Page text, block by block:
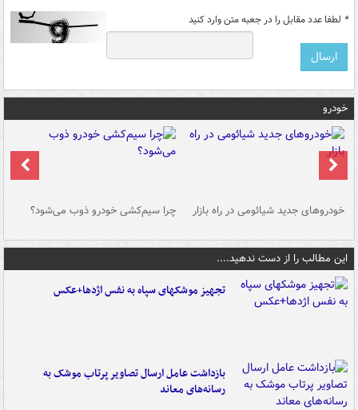
* لطفا عدد مقابل را در جعبه متن وارد کنید
خودرو
خودروهای جدید شیائومی در راه بازار چرا سیم‌کشی خودرو ذوب می‌شود؟
این مطالب را از دست ندهید....
تجهیز موشکهای سپاه به نفس اژدها+عکس
بازداشت عامل ارسال تصاویر پرتاب موشک به
رسانه‌های معاند